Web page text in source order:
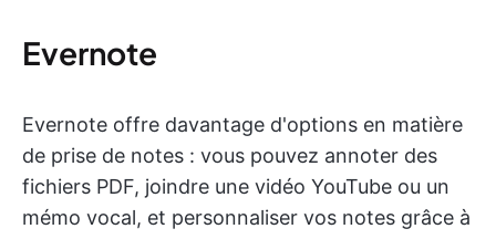
Evernote
Evernote offre davantage d'options en matière
de prise de notes : vous pouvez annoter des
fichiers PDF, joindre une vidéo YouTube ou un
mémo vocal, et personnaliser vos notes grâce à